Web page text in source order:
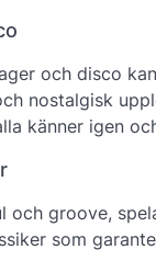
och disco
nostalgisk
känner igen
och groove,
som